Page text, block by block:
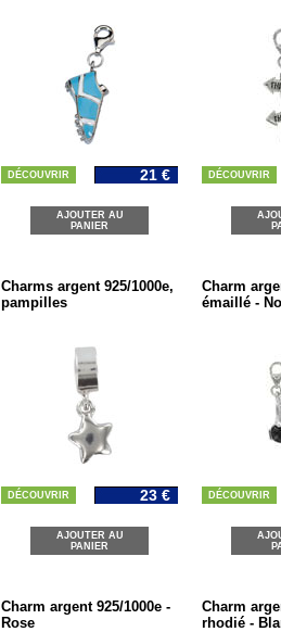
DÉCOUVRIR 21 €
AJOUTER AU
PANIER
DÉCOUVRIR
Charms argent 925/1000e,
pampilles
DÉCOUVRIR 23 €
AJOUTER AU
PANIER
Charm
émaillé -
DÉCOUVRIR
Charm argent 925/1000e -
Rose
Charm
rhodié -